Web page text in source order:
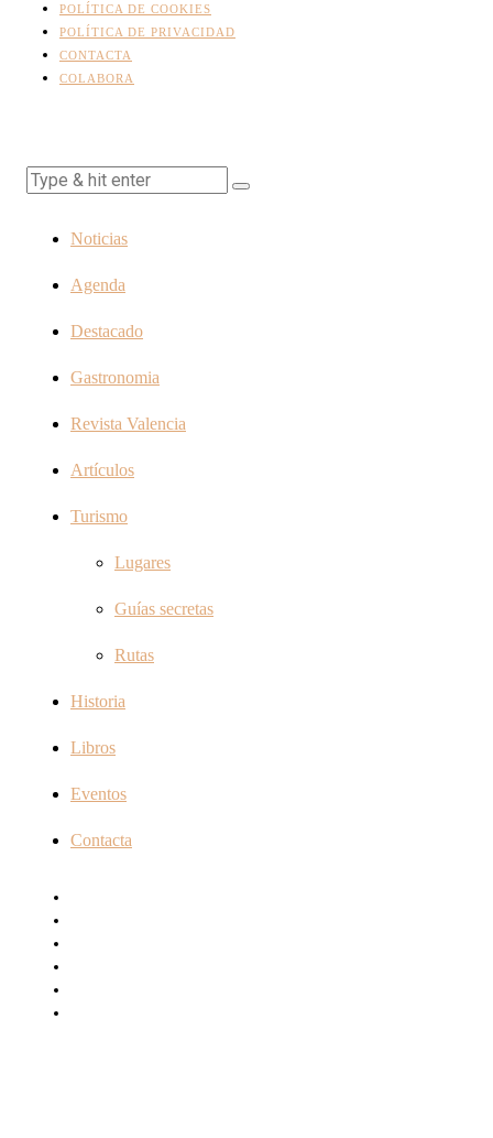
POLÍTICA DE COOKIES
POLÍTICA DE PRIVACIDAD
CONTACTA
COLABORA
Noticias
Agenda
Destacado
Gastronomia
Revista Valencia
Artículos
Turismo
Lugares
Guías secretas
Rutas
Historia
Libros
Eventos
Contacta